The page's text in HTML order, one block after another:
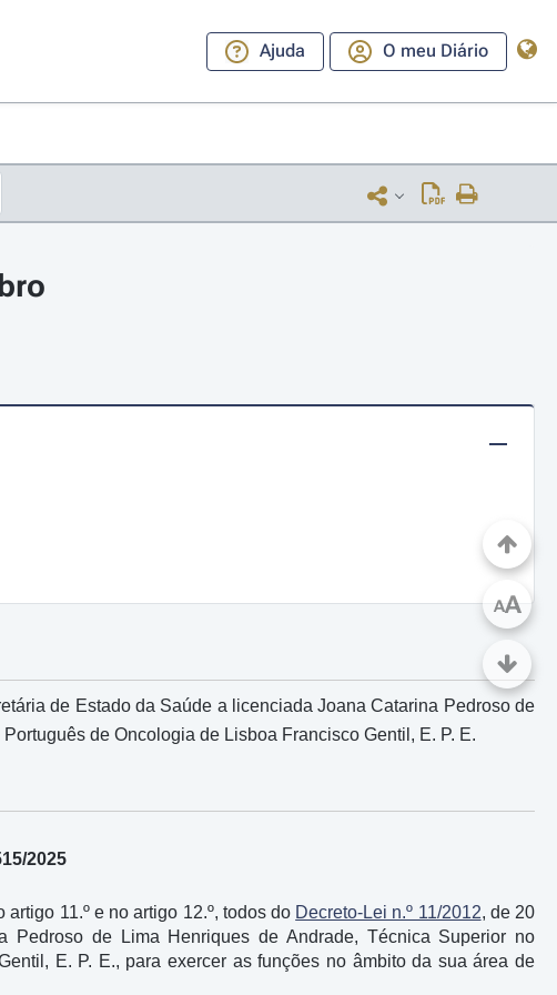
Ajuda O meu Diário
de Estado da Saúde a licenciada Joana Catarina Pedroso de
de Oncologia de Lisboa Francisco Gentil, E. P. E.
2025
artigo 11.º e no artigo 12.º, todos do Decreto-Lei n.º 11/2012, de 20
de Lima Henriques de Andrade, Técnica Superior no
E. P. E., para exercer as funções no âmbito da sua área de
AA